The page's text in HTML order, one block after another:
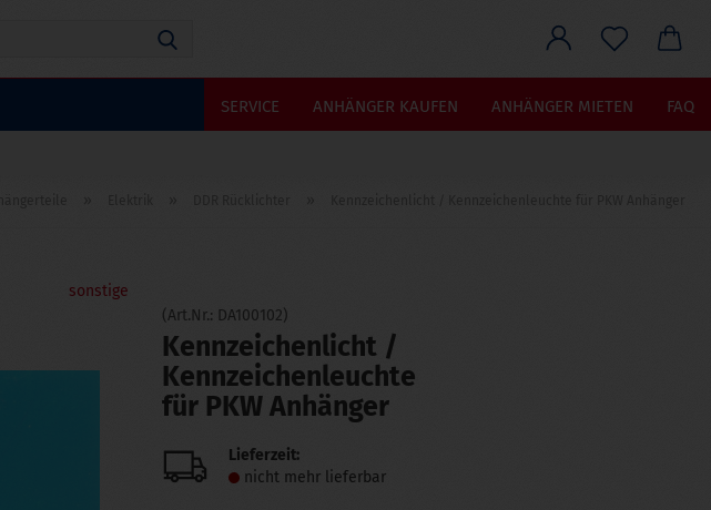
SERVICE ANHÄNGER KAUFEN ANHÄNGER MIETEN FAQ
sonstige
(Art.Nr.: DA100102)
Kennzeichenlicht /
Kennzeichenleuchte
für PKW Anhänger
Lieferzeit:
nicht mehr lieferbar